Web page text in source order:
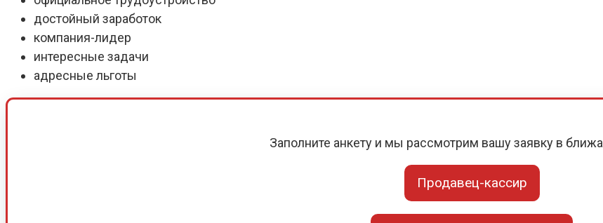
достойный заработок
компания-лидер
интересные задачи
адресные льготы
Заполните анкету и мы рассмотрим вашу заявку в
Продавец-кассир